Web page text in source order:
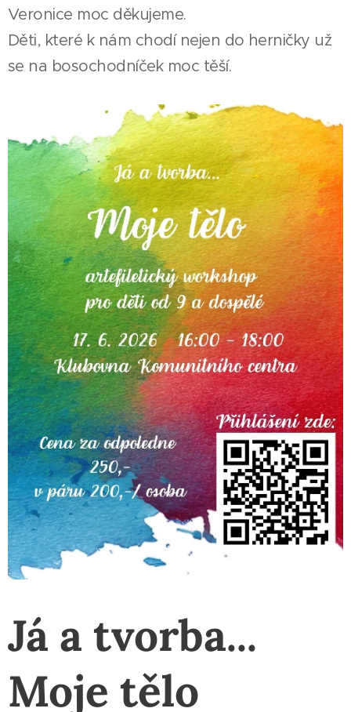
Veronice moc děkujeme.
Děti, které k nám chodí nejen do herničky už
se na bosochodníček moc těší.
Já a tvorba...
Moje tělo